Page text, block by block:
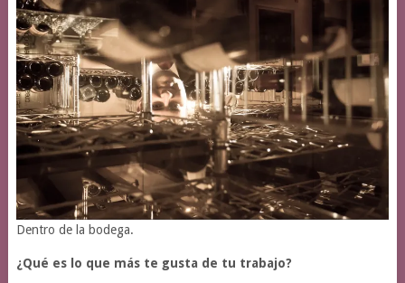
Dentro de la bodega.
¿Qué es lo que más te gusta de tu trabajo?